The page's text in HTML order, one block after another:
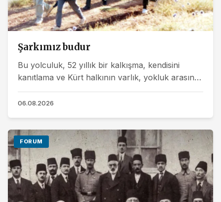
Şarkımız budur
Bu yolculuk, 52 yıllık bir kalkışma, kendisini
kanıtlama ve Kürt halkının varlık, yokluk arasına
sıkışan dar boğazdan sıyrılma serüveni olmayı...
06.08.2026
FORUM